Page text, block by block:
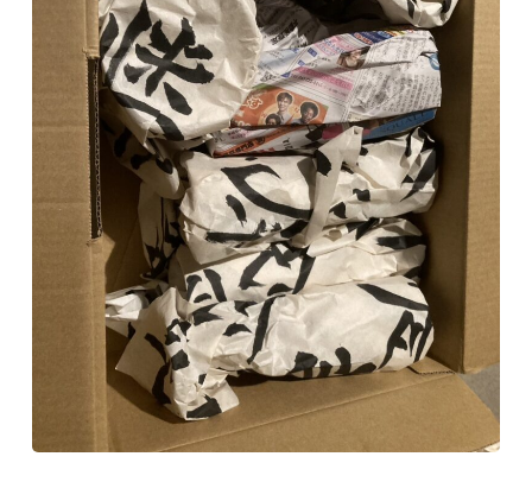
LINEで質問 お問い合わせ
プライバシーポリシー お問い合わせ